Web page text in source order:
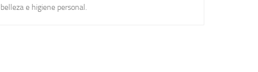
belleza e higiene personal.